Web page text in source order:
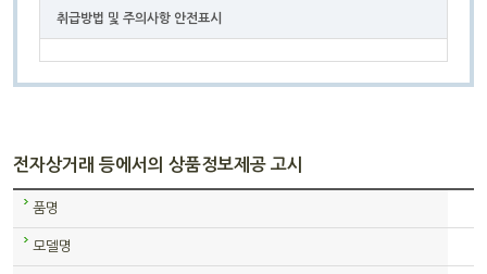
취급방법 및 주의사항 안전표시
전자상거래 등에서의 상품정보제공 고시
품명
모델명